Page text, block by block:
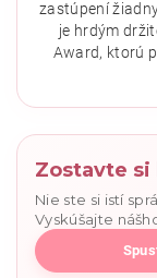
zastúpení
je hrdým
Award, ktorú
Zostavte
Nie ste si istí
Vyskúšajte